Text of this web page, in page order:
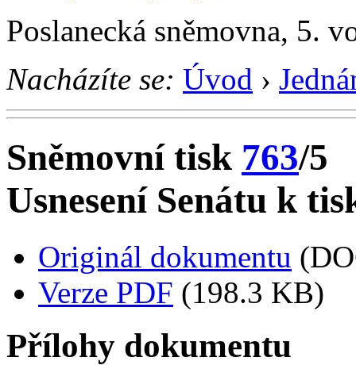
Poslanecká sněmovna, 5.
Nacházíte se: Úvod ›
Sněmovní tisk 763/5
Usnesení Senátu k
Originál dokumentu
Verze PDF (198.3 KB)
Přílohy dokumentu